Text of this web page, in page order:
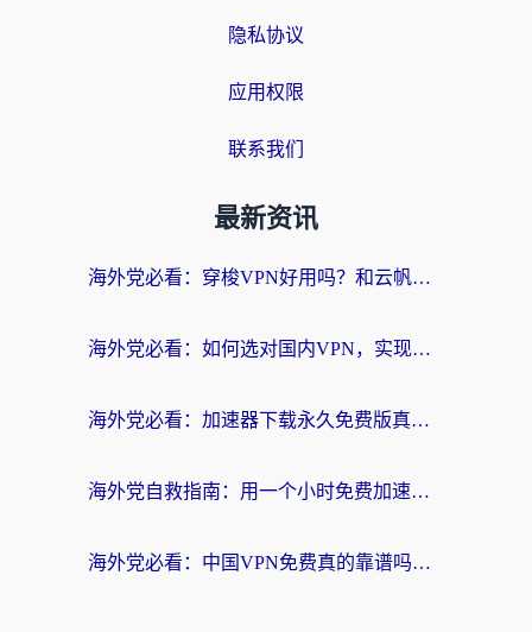
隐私协议
应用权限
联系我们
最新资讯
海外党必看：穿梭VPN好用吗？和云帆VPN对比哪个回国效果更好？附真实测评+避坑指南
海外党必看：如何选对国内VPN，实现无缝访问国内资源？
海外党必看：加速器下载永久免费版真的存在吗？教你无缝访问国内资源的正确姿势
海外党自救指南：用一个小时免费加速器，轻松打破国内资源访问壁垒？
海外党必看：中国VPN免费真的靠谱吗？手把手教你选对回国加速器